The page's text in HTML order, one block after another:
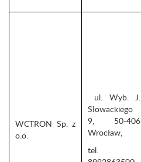
WCTRON Sp. z
o.o.
ul. Wyb. J.
Słowackiego
9, 50-406
Wrocław,
tel.